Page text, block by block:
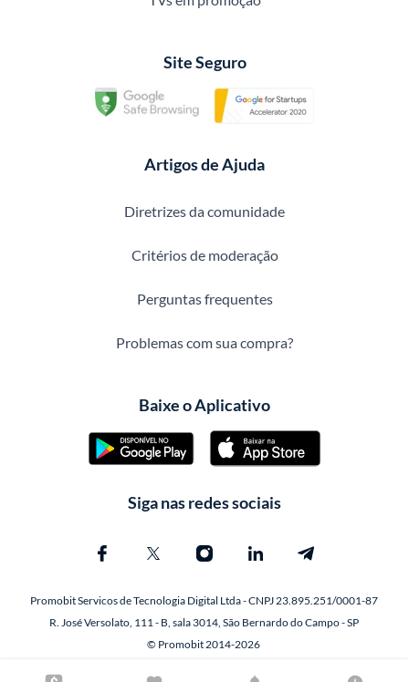
Site Seguro
Artigos de Ajuda
Diretrizes da comunidade
Critérios de moderação
Perguntas frequentes
Problemas com sua compra?
Baixe o Aplicativo
Siga nas redes sociais
Promobit Servicos de Tecnologia Digital Ltda - CNPJ 23.895.251/0001-87
R. José Versolato, 111 - B, sala 3014, São Bernardo do Campo - SP
© Promobit 2014-2026